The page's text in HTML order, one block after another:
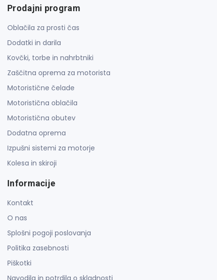
Prodajni program
Oblačila za prosti čas
Dodatki in darila
Kovčki, torbe in nahrbtniki
Zaščitna oprema za motorista
Motoristične čelade
Motoristična oblačila
Motoristična obutev
Dodatna oprema
Izpušni sistemi za motorje
Kolesa in skiroji
Informacije
Kontakt
O nas
Splošni pogoji poslovanja
Politika zasebnosti
Piškotki
Navodila in potrdila o skladnosti